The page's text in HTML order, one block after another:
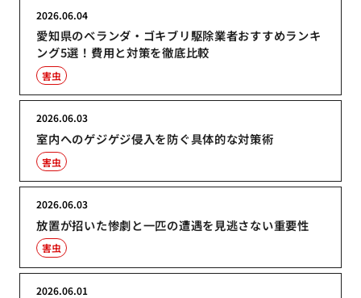
愛知県のベランダ・ゴキブリ駆除業者おすすめランキ
ング5選！費用と対策を徹底比較
2026.06.04
害虫
室内へのゲジゲジ侵入を防ぐ具体的な対策術
2026.06.03
害虫
放置が招いた惨劇と一匹の遭遇を見逃さない重要性
2026.06.03
害虫
2026.06.01